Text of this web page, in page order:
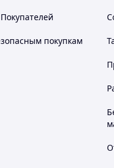
покупкам